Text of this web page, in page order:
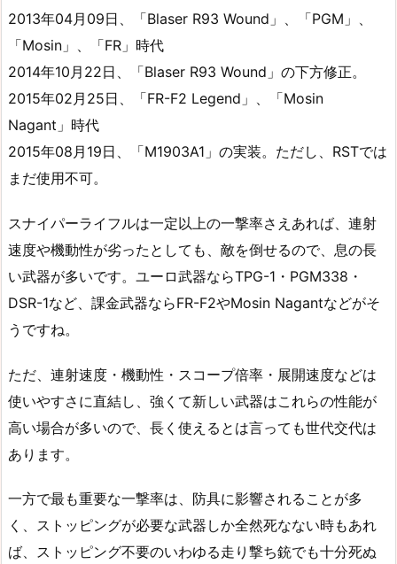
2013年04月09日、「Blaser R93 Wound」、「PGM」、
「Mosin」、「FR」時代
2014年10月22日、「Blaser R93 Wound」の下方修正。
2015年02月25日、「FR-F2 Legend」、「Mosin
Nagant」時代
2015年08月19日、「M1903A1」の実装。ただし、RSTでは
まだ使用不可。
スナイパーライフルは一定以上の一撃率さえあれば、連射
速度や機動性が劣ったとしても、敵を倒せるので、息の長
い武器が多いです。ユーロ武器ならTPG-1・PGM338・
DSR-1など、課金武器ならFR-F2やMosin Nagantなどがそ
うですね。
ただ、連射速度・機動性・スコープ倍率・展開速度などは
使いやすさに直結し、強くて新しい武器はこれらの性能が
高い場合が多いので、長く使えるとは言っても世代交代は
あります。
一方で最も重要な一撃率は、防具に影響されることが多
く、ストッピングが必要な武器しか全然死なない時もあれ
ば、ストッピング不要のいわゆる走り撃ち銃でも十分死ぬ